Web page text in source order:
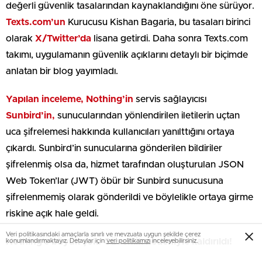
değerli güvenlik tasalarından kaynaklandığını öne sürüyor.
Texts.com’un Kurucusu Kishan Bagaria, bu tasaları birinci
olarak X/Twitter’da lisana getirdi. Daha sonra Texts.com
takımı, uygulamanın güvenlik açıklarını detaylı bir biçimde
anlatan bir blog yayımladı.
Yapılan inceleme, Nothing’in servis sağlayıcısı
Sunbird’in, sunucularından yönlendirilen iletilerin uçtan
uca şifrelemesi hakkında kullanıcıları yanılttığını ortaya
çıkardı. Sunbird’in sunucularına gönderilen bildiriler
şifrelenmiş olsa da, hizmet tarafından oluşturulan JSON
Web Token’lar (JWT) öbür bir Sunbird sunucusuna
şifrelenmemiş olarak gönderildi ve böylelikle ortaya girme
riskine açık hale geldi.
Nothing’e büyük şok: Güvenlik nedeniyle kaldırıldı!
Veri politikasındaki amaçlarla sınırlı ve mevzuata uygun şekilde çerez
konumlandırmaktayız. Detaylar için veri politikamızı inceleyebilirsiniz.